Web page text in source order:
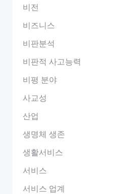
비전
비즈니스
비판분석
비판적 사고능력
비평 분야
사교성
산업
생명체 생존
생활서비스
서비스
서비스 업계